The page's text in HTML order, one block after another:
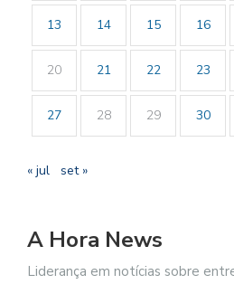
13 14 15 16
20 21 22 23
27 28 29 30
« jul set »
A Hora News
Liderança em notícias sobre